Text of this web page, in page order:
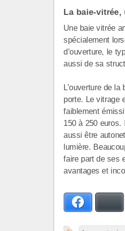
La baie-vitrée,
Une baie vitrée
spécialement
d’ouverture, le
aussi de sa
L’ouverture de
porte. Le vitrage
faiblement
150 à 250
aussi être
lumière.
faire part de ses
avantages et